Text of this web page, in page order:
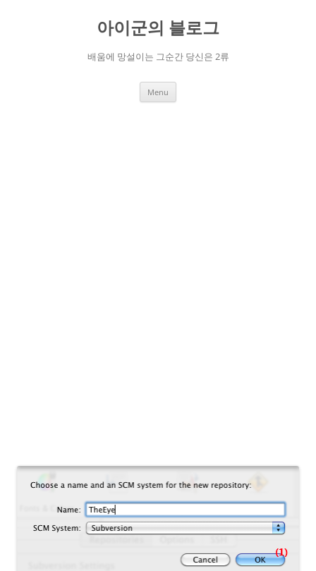
아이군의 블로그
배움에 망설이는 그순간 당신은 2류
Menu